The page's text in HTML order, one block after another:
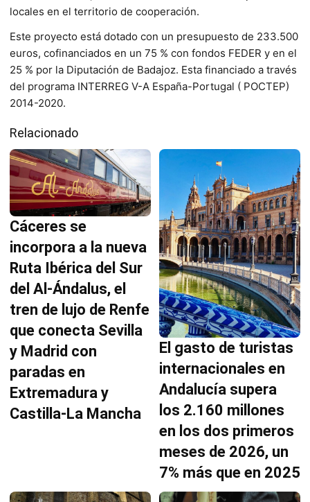
locales en el territorio de cooperación.
Este proyecto está dotado con un presupuesto de 233.500
euros, cofinanciados en un 75 % con fondos FEDER y en el
25 % por la Diputación de Badajoz. Esta financiado a través
del programa INTERREG V-A España-Portugal ( POCTEP)
2014-2020.
Relacionado
Cáceres se
incorpora a la nueva
Ruta Ibérica del Sur
del Al-Ándalus, el
tren de lujo de Renfe
que conecta Sevilla
y Madrid con
paradas en
Extremadura y
Castilla-La Mancha
El gasto de turistas
internacionales en
Andalucía supera
los 2.160 millones
en los dos primeros
meses de 2026, un
7% más que en 2025